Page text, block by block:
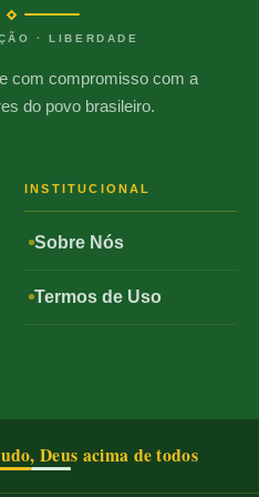
· LIBERDADE
com compromisso com a
do povo brasileiro.
INSTITUCIONAL
Sobre Nós
Termos de Uso
Deus acima de todos